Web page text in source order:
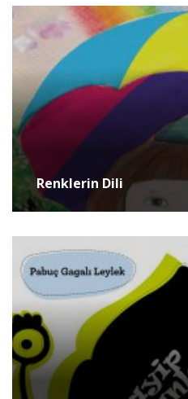
Renklerin Dili